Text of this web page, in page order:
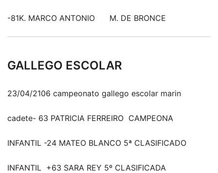
-81K. MARCO ANTONIO M. DE BRONCE
GALLEGO ESCOLAR
23/04/2106 campeonato gallego escolar marin
cadete- 63 PATRICIA FERREIRO CAMPEONA
INFANTIL -24 MATEO BLANCO 5ª CLASIFICADO
INFANTIL +63 SARA REY 5º CLASIFICADA